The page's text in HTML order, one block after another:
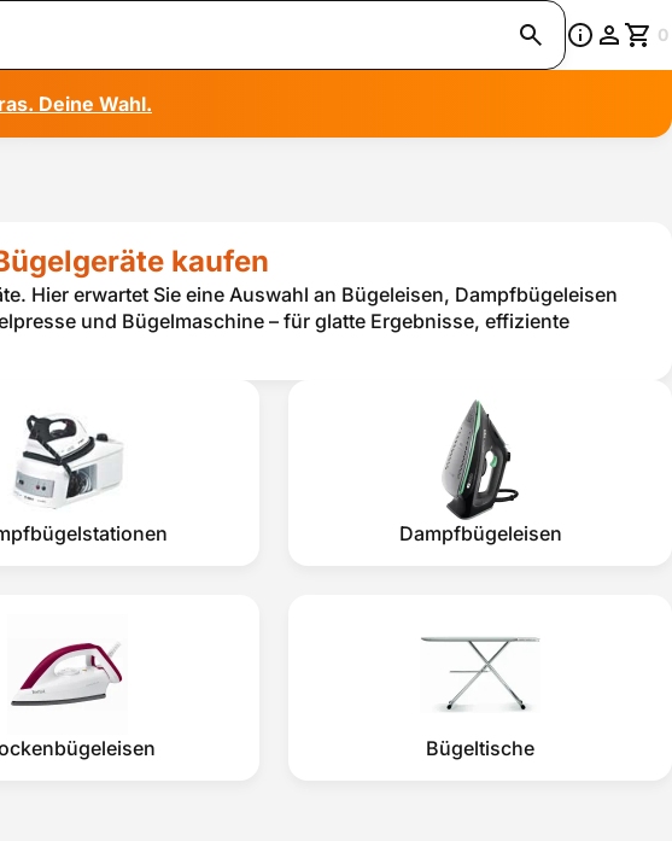
0
Deine Wahl.
kaufen
Hier erwartet Sie eine Auswahl an Bügeleisen, Dampfbügeleisen
und Bügelmaschine – für glatte Ergebnisse, effiziente
Dampfbügeleisen
Bügeltische